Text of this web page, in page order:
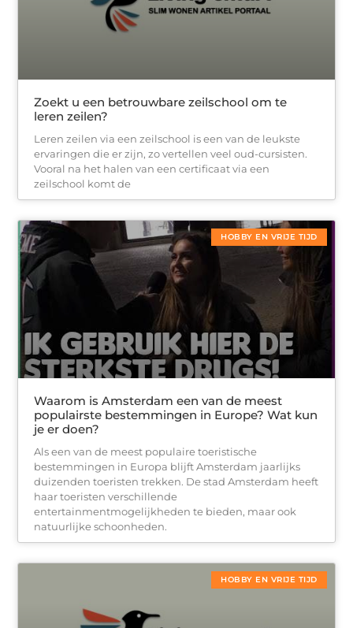
Zoekt u een betrouwbare zeilschool om te
leren zeilen?
Leren zeilen via een zeilschool is een van de leukste
ervaringen die er zijn, zo vertellen veel oud-cursisten.
Vooral na het halen van een certificaat via een
zeilschool komt de
HOBBY EN VRIJE TIJD
Waarom is Amsterdam een van de meest
populairste bestemmingen in Europe? Wat kun
je er doen?
Als een van de meest populaire toeristische
bestemmingen in Europa blijft Amsterdam jaarlijks
duizenden toeristen trekken. De stad Amsterdam heeft
haar toeristen verschillende
entertainmentmogelijkheden te bieden, maar ook
natuurlijke schoonheden.
HOBBY EN VRIJE TIJD